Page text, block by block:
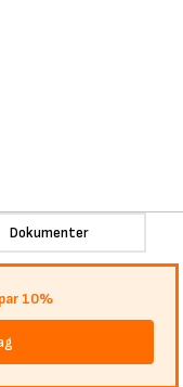
Dokumenter
10%